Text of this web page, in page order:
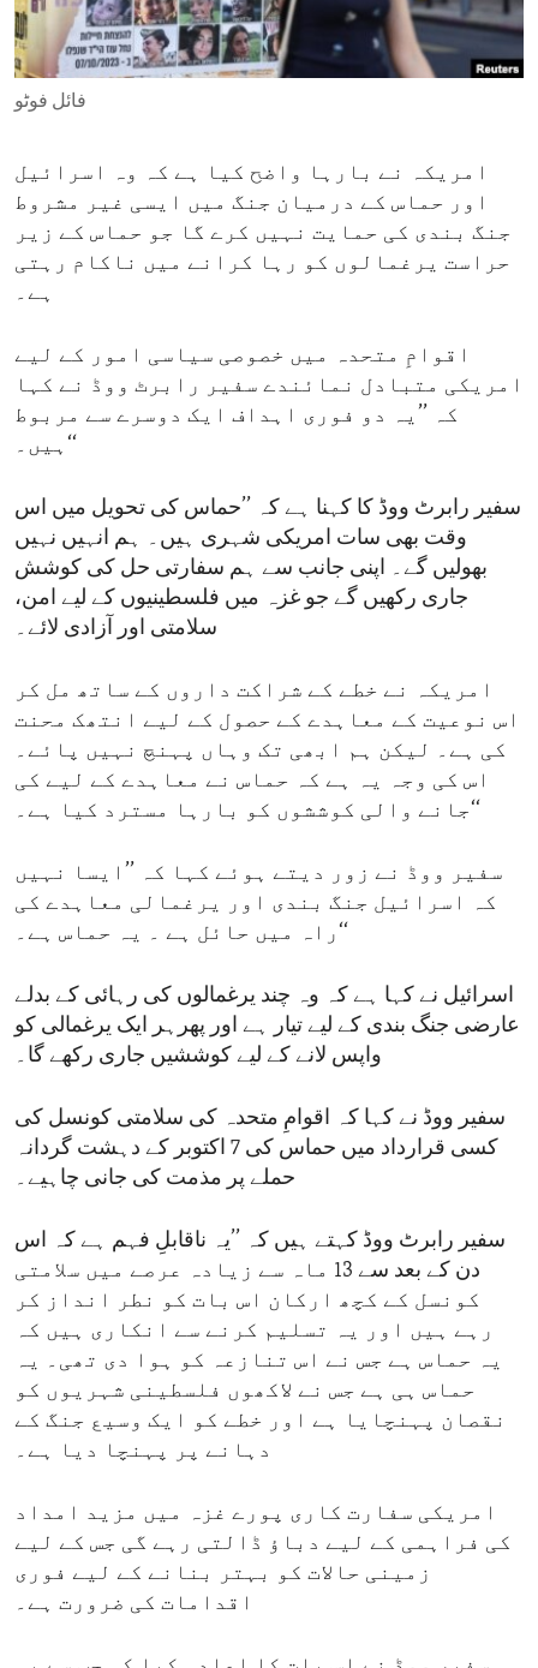
ENVIRONMENT AND HEALTH
IDEALS AND INSTITUTIONS
فائل فوٹو
امریکہ نے بارہا واضح کیا ہے کہ وہ اسرائیل
اور حماس کے درمیان جنگ میں ایسی غیر مشروط
جنگ بندی کی حمایت نہیں کرے گا جو حماس کے زیر
حراست یرغمالوں کو رہا کرانے میں ناکام رہتی
ہے۔
اقوامِ متحدہ میں خصوصی سیاسی امور کے لیے
امریکی متبادل نمائندے سفیر رابرٹ ووڈ نے کہا
کہ ’’یہ دو فوری اہداف ایک دوسرے سے مربوط
ہیں۔‘‘
سفیر رابرٹ ووڈ کا کہنا ہے کہ ’’حماس کی تحویل میں اس
وقت بھی سات امریکی شہری ہیں۔ ہم انہیں نہیں
بھولیں گے۔ اپنی جانب سے ہم سفارتی حل کی کوشش
جاری رکھیں گے جو غزہ میں فلسطینیوں کے لیے امن،
سلامتی اور آزادی لائے۔
امریکہ نے خطے کے شراکت داروں کے ساتھ مل کر
اس نوعیت کے معاہدے کے حصول کے لیے انتھک محنت
کی ہے۔ لیکن ہم ابھی تک وہاں پہنچ نہیں پائے۔
اس کی وجہ یہ ہے کہ حماس نے معاہدے کے لیے کی
جانے والی کوششوں کو بارہا مسترد کیا ہے۔‘‘
سفیر ووڈ نے زور دیتے ہوئے کہا کہ ’’ایسا نہیں
کہ اسرائیل جنگ بندی اور یرغمالی معاہدے کی
راہ میں حائل ہے ۔ یہ حماس ہے۔‘‘
اسرائیل نے کہا ہے کہ وہ چند یرغمالوں کی رہائی کے بدلے
عارضی جنگ بندی کے لیے تیار ہے اور پھرہر ایک یرغمالی کو
واپس لانے کے لیے کوششیں جاری رکھے گا۔
سفیر ووڈ نے کہا کہ اقوامِ متحدہ کی سلامتی کونسل کی
کسی قرارداد میں حماس کی 7 اکتوبر کے دہشت گردانہ
حملے پر مذمت کی جانی چاہیے۔
سفیر رابرٹ ووڈ کہتے ہیں کہ ’’یہ ناقابلِ فہم ہے کہ اس
دن کے بعد سے 13 ماہ سے زیادہ عرصے میں سلامتی
کونسل کے کچھ ارکان اس بات کو نطر انداز کر
رہے ہیں اور یہ تسلیم کرنے سے انکاری ہیں کہ
یہ حماس ہے جس نے اس تنازعہ کو ہوا دی تھی۔ یہ
حماس ہی ہے جس نے لاکھوں فلسطینی شہریوں کو
نقصان پہنچایا ہے اور خطے کو ایک وسیع جنگ کے
دہانے پر پہنچا دیا ہے۔
امریکی سفارت کاری پورے غزہ میں مزید امداد
کی فراہمی کے لیے دباؤ ڈالتی رہے گی جس کے لیے
زمینی حالات کو بہتر بنانے کے لیے فوری
اقدامات کی ضرورت ہے۔